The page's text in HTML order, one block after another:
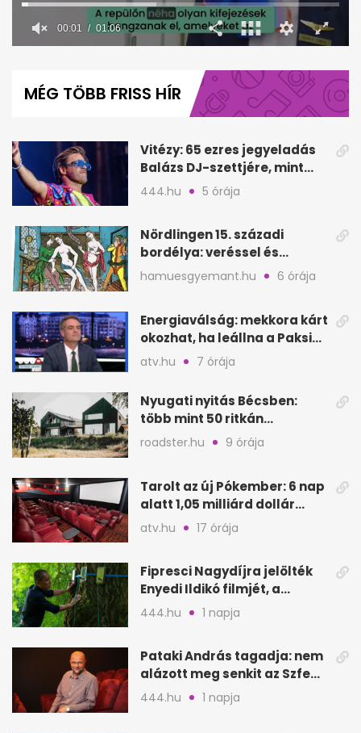
minute,
00:02 01:06
MÉG TÖBB FRISS HÍR
Vitézy: 65 ezres jegyeladás
Balázs DJ-szettjére, mint
Puskás teltház metró nélkül
444.hu 5 órája
Nördlingen 15. századi
bordélya: veréssel és
éheztetéssel tartották
fogva a nőket
hamuesgyemant.hu 6 órája
Energiaválság: mekkora kárt
okozhat, ha leállna a Paksi
Atomerőmű?
atv.hu 7 órája
Nyugati nyitás Bécsben:
több mint 50 ritkán
látogatható épület
roadster.hu 9 órája
Tarolt az új Pókember: 6 nap
alatt 1,05 milliárd dollár
bevétel
atv.hu 17 órája
Fipresci Nagydíjra jelölték
Enyedi Ildikó filmjét, a
Csendes barátot
444.hu 1 napja
Pataki András tagadja: nem
alázott meg senkit az Szfe
felvételijén
444.hu 1 napja